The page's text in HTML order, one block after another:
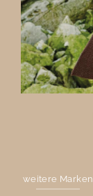
weitere Marken